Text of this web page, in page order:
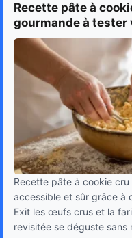
Recette pâte à
gourmande à tester
Recette pâte à cookie
accessible et sûr grâce à
Exit les œufs crus et la
revisitée se déguste